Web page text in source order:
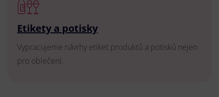
Etikety a potisky
Vypracujeme návrhy etiket produktů a potisků nejen
pro oblečení.